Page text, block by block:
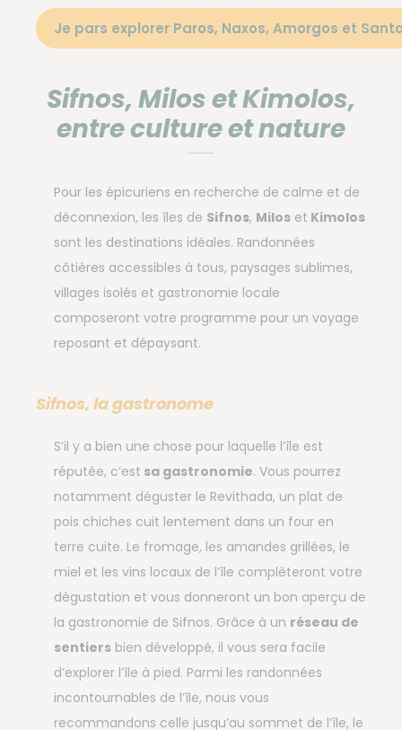
Je pars explorer Paros, Naxos, Amorgos et
Sifnos, Milos et Kimolos,
entre culture et nature
Pour les épicuriens en recherche de calme et de
déconnexion, les îles de Sifnos, Milos et Kimolos
sont les destinations idéales. Randonnées
côtières accessibles à tous, paysages sublimes,
villages isolés et gastronomie locale
composeront votre programme pour un voyage
reposant et dépaysant.
Sifnos, la gastronome
S’il y a bien une chose pour laquelle l’île est
réputée, c’est sa gastronomie. Vous pourrez
notamment déguster le Revithada, un plat de
pois chiches cuit lentement dans un four en
terre cuite. Le fromage, les amandes grillées, le
miel et les vins locaux de l’île complèteront votre
dégustation et vous donneront un bon aperçu de
la gastronomie de Sifnos. Grâce à un réseau de
sentiers bien développé, il vous sera facile
d’explorer l’île à pied. Parmi les randonnées
incontournables de l’île, nous vous
recommandons celle jusqu’au sommet de l’île, le